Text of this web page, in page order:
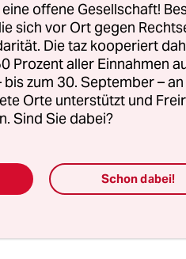
an auf die Losung:
eine Parole, die
Existenzrecht des
den Vorfall.
Billigung von
noch nicht
offene Gesellschaft!
sich vor Ort gegen
Die taz kooperiert
Prozent aller Einnahmen
bis zum 30. September –
Orte unterstützt und
Sind Sie dabei?
Schon dabei!